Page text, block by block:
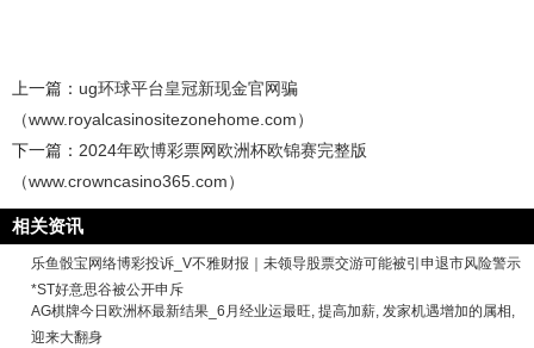
上一篇： ug环球平台皇冠新现金官网骗
（www.royalcasinositezonehome.com）
下一篇： 2024年欧博彩票网欧洲杯欧锦赛完整版
（www.crowncasino365.com）
相关资讯
乐鱼骰宝网络博彩投诉_V不雅财报｜未领导股票交游可能被引申退市风险警示
*ST好意思谷被公开申斥
AG棋牌今日欧洲杯最新结果_6月经业运最旺, 提高加薪, 发家机遇增加的属相,
迎来大翻身